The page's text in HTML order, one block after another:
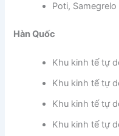
Poti,
Hàn Quốc
Khu kinh tế tự
Khu kinh tế tự
Khu kinh tế tự
Khu kinh tế tự